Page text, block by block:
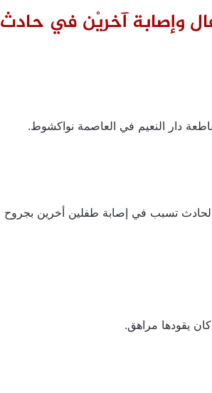
وإصابة آخريْن في حادث
دار النعيم في العاصمة نواكشوط.
تسبب في إصابة طفلين أخرين بجروح
يقودها مراهق.